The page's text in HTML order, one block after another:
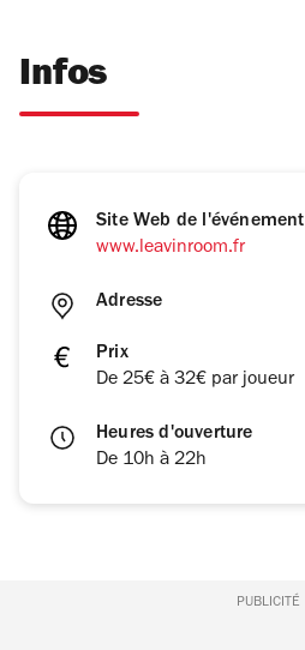
Infos
Site Web de l'événement
www.leavinroom.fr
Adresse
Prix
De 25€ à 32€ par joueur
Heures d'ouverture
De 10h à 22h
PUBLICITÉ